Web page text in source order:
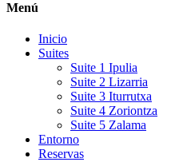
Menú
Inicio
Suites
Suite 1 Ipulia
Suite 2 Lizarria
Suite 3 Iturrutxa
Suite 4 Zoriontza
Suite 5 Zalama
Entorno
Reservas